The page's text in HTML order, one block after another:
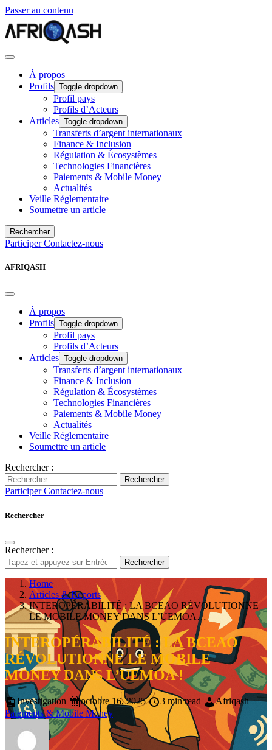
Passer au contenu
À propos
Profils Toggle dropdown
Profil pays
Profils d’Acteurs
Articles Toggle dropdown
Transferts d’argent internationaux
Finance & Inclusion
Régulation & Écosystèmes
Technologies Financières
Paiements & Mobile Money
Actualités
Veille Réglementaire
Soumettre un article
Rechercher
ParticiperContactez-nous
AFRIQASH
À propos
Profils Toggle dropdown
Profil pays
Profils d’Acteurs
Articles Toggle dropdown
Transferts d’argent internationaux
Finance & Inclusion
Régulation & Écosystèmes
Technologies Financières
Paiements & Mobile Money
Actualités
Veille Réglementaire
Soumettre un article
Rechercher :
Rechercher
ParticiperContactez-nous
Rechercher
Rechercher :
Rechercher
Home
Articles & Reports
INTEROPÉRABILITÉ : LA BCEAO RÉVOLUTIONNE
LE MOBILE MONEY DANS L’UEMOA…
INTEROPÉRABILITÉ : LA BCEAO
RÉVOLUTIONNE LE MOBILE
MONEY DANS L’UEMOA !
Investigation octobre 16, 2025 3 min read
Afriqash
Paiements & Mobile Money